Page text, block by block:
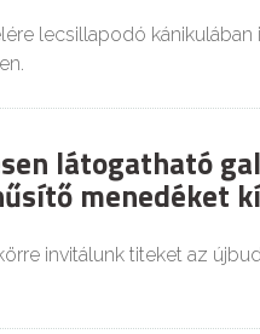
lecsillapodó
látogatható
menedéket
invitálunk titeket az